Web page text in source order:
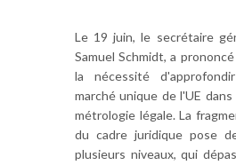
Le 19 juin, le secrétaire
Samuel Schmidt, a
la nécessité
marché unique de l'UE
métrologie légale. La
du cadre juridique pose
plusieurs niveaux, qui